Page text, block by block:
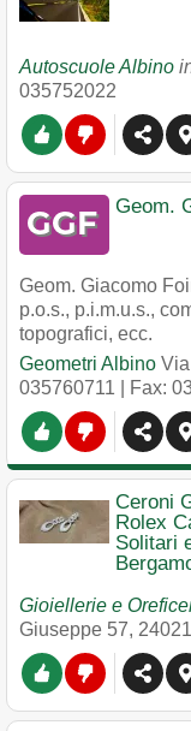
Autoscuole Albino
035752022
Geom.
Geom. Giacomo
p.o.s., p.i.m.u.s.,
topografici, ecc.
Geometri Albino
035760711 | Fax:
Ceroni
Rolex
Solitari
Gioiellerie e
Giuseppe 57, 24021